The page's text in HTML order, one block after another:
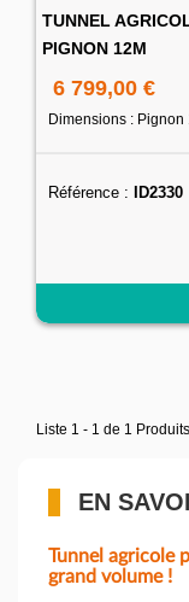
TUNNEL
PIGNON 12M
6 799,00 €
Dimensions : Pignon
Référence : ID2330
Liste 1 - 1 de 1 Produits
EN
Tunnel agricole
grand volume !